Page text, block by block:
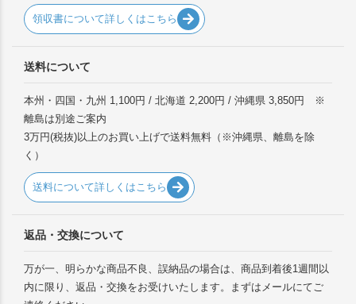
領収書について詳しくはこちら
送料について
本州・四国・九州 1,100円 / 北海道 2,200円 / 沖縄県 3,850円 ※
離島は別途ご案内
3万円(税抜)以上のお買い上げで送料無料（※沖縄県、離島を除
く）
送料について詳しくはこちら
返品・交換について
万が一、明らかな商品不良、誤納品の場合は、商品到着後1週間以
内に限り、返品・交換をお受けいたします。まずはメールにてご